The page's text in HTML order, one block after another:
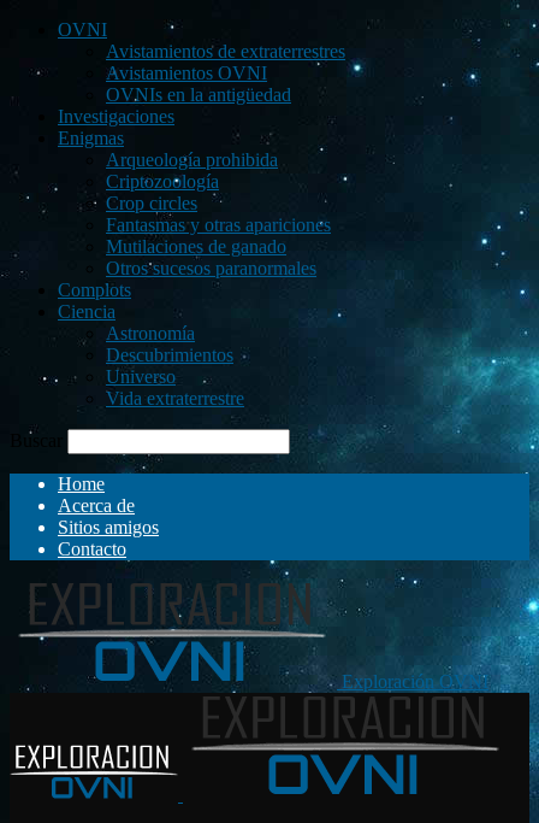
OVNI
Avistamientos de extraterrestres
Avistamientos OVNI
OVNIs en la antigüedad
Investigaciones
Enigmas
Arqueología prohibida
Criptozoología
Crop circles
Fantasmas y otras apariciones
Mutilaciones de ganado
Otros sucesos paranormales
Complots
Ciencia
Astronomía
Descubrimientos
Universo
Vida extraterrestre
Buscar
Home
Acerca de
Sitios amigos
Contacto
Exploración OVNI